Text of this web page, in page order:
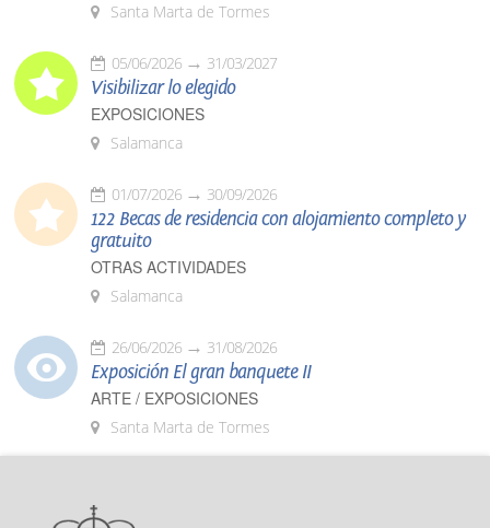
Santa Marta de Tormes
05/06/2026 31/03/2027
Visibilizar lo elegido
EXPOSICIONES
Salamanca
01/07/2026 30/09/2026
122 Becas de residencia con alojamiento completo y
gratuito
OTRAS ACTIVIDADES
Salamanca
26/06/2026 31/08/2026
Exposición El gran banquete II
ARTE / EXPOSICIONES
Santa Marta de Tormes